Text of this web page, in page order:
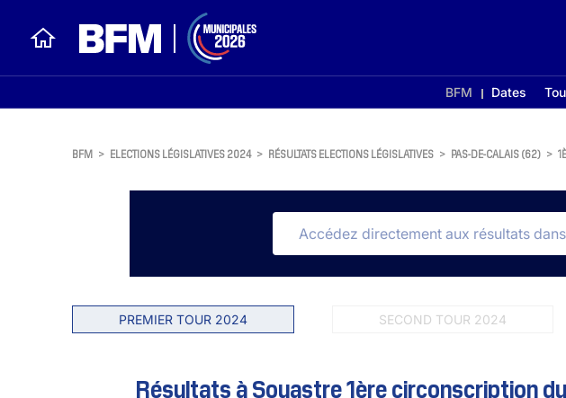
BFM Dates
BFM > ELECTIONS LÉGISLATIVES 2024 > RÉSULTATS ELECTIONS LÉGISLATIVES > PAS-DE-CALAIS (62) >
PREMIER TOUR 2024 SECOND TOUR 2024
Résultats à Souastre 1ère circonscription